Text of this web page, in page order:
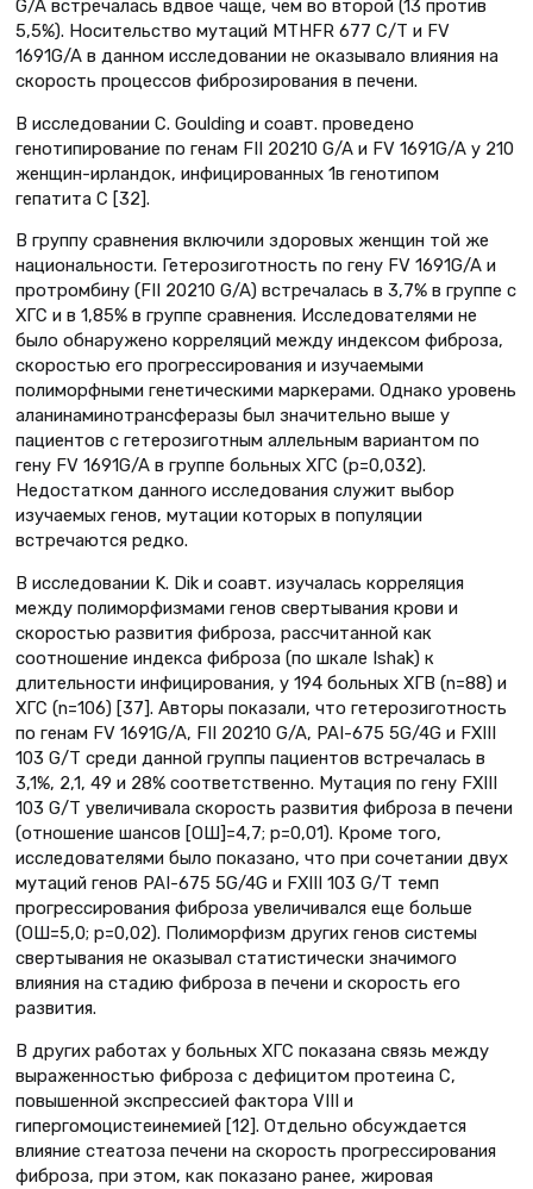
G/A встречалась вдвое чаще, чем во второй (13 против
5,5%). Носительство мутаций MTHFR 677 C/T и FV
1691G/A в данном исследовании не оказывало влияния на
скорость процессов фиброзирования в печени.
В исследовании С. Goulding и соавт. проведено
генотипирование по генам FII 20210 G/A и FV 1691G/A у 210
женщин-ирландок, инфицированных 1в генотипом
гепатита С [32].
В группу сравнения включили здоровых женщин той же
национальности. Гетерозиготность по гену FV 1691G/A и
протромбину (FII 20210 G/A) встречалась в 3,7% в группе с
ХГС и в 1,85% в группе сравнения. Исследователями не
было обнаружено корреляций между индексом фиброза,
скоростью его прогрессирования и изучаемыми
полиморфными генетическими маркерами. Однако уровень
аланинаминотрансферазы был значительно выше у
пациентов с гетерозиготным аллельным вариантом по
гену FV 1691G/A в группе больных ХГС (р=0,032).
Недостатком данного исследования служит выбор
изучаемых генов, мутации которых в популяции
встречаются редко.
В исследовании K. Dik и соавт. изучалась корреляция
между полиморфизмами генов свертывания крови и
скоростью развития фиброза, рассчитанной как
соотношение индекса фиброза (по шкале Ishak) к
длительности инфицирования, у 194 больных ХГВ (n=88) и
ХГС (n=106) [37]. Авторы показали, что гетерозиготность
по генам FV 1691G/A, FII 20210 G/A, PAI-675 5G/4G и FXIII
103 G/T среди данной группы пациентов встречалась в
3,1%, 2,1, 49 и 28% соответственно. Мутация по гену FXIII
103 G/T увеличивала скорость развития фиброза в печени
(отношение шансов [ОШ]=4,7; р=0,01). Кроме того,
исследователями было показано, что при сочетании двух
мутаций генов PAI-675 5G/4G и FXIII 103 G/T темп
прогрессирования фиброза увеличивался еще больше
(ОШ=5,0; р=0,02). Полиморфизм других генов системы
свертывания не оказывал статистически значимого
влияния на стадию фиброза в печени и скорость его
развития.
В других работах у больных ХГС показана связь между
выраженностью фиброза с дефицитом протеина С,
повышенной экспрессией фактора VIII и
гипергомоцистеинемией [12]. Отдельно обсуждается
влияние стеатоза печени на скорость прогрессирования
фиброза, при этом, как показано ранее, жировая